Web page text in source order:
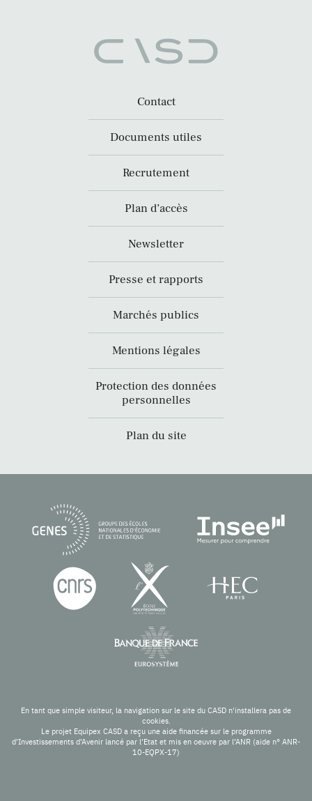
Contact
Documents utiles
Recrutement
Plan d’accès
Newsletter
Presse et rapports
Marchés publics
Mentions légales
Protection des données
personnelles
Plan du site
En tant que simple visiteur, la navigation sur le site du CASD n'installera pas de
cookies.
Le projet Equipex CASD a reçu une aide financée sur le programme
d’Investissements d’Avenir lancé par l’Etat et mis en oeuvre par l’ANR (aide n° ANR-
10-EQPX-17)